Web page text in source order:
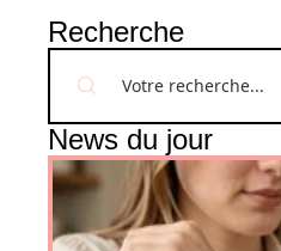
Recherche
News du jour